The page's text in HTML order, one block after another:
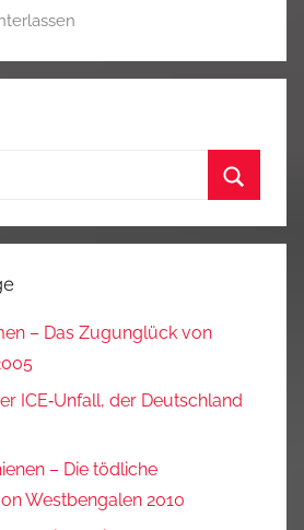
– Das Zugunglück von
ICE‑Unfall, der Deutschland
– Die tödliche
Westbengalen 2010